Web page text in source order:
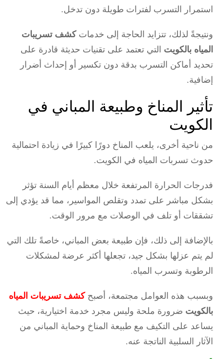
استمرار التسرب لفترات طويلة دون تدخل.
ونتيجةً لذلك، تتزايد الحاجة إلى خدماتكشف تسريبات
المياه بالكويت التي تعتمد على تقنيات حديثة قادرة على
تحديد أماكن التسرب بدقة دون تكسير أو إحداث أضرار
إضافية.
تأثير المناخ وطبيعة المباني في
الكويت
من ناحية أخرى، يلعب المناخ دورًا كبيرًا في زيادة احتمالية
حدوث تسربات المياه في الكويت.
فدرجات الحرارة المرتفعة خلال معظم أيام السنة تؤثر
بشكل مباشر على تمدد وتقلص المواسير، مما قد يؤدي إلى
تشققات أو تلف في الوصلات مع مرور الوقت.
بالإضافة إلى ذلك، فإن طبيعة بعض المباني، خاصةً تلك التي
لم يتم عزلها بشكل جيد، تجعلها أكثر عرضة لمشكلات
الرطوبة وتسرب المياه.
وبسبب هذه العوامل مجتمعة، أصبحكشف تسريبات المياه
بالكويت ضرورة ملحة وليس مجرد خدمة اختيارية، حيث
يساعد على التكيف مع طبيعة المناخ وحماية المباني من
الآثار السلبية الناتجة عنه.